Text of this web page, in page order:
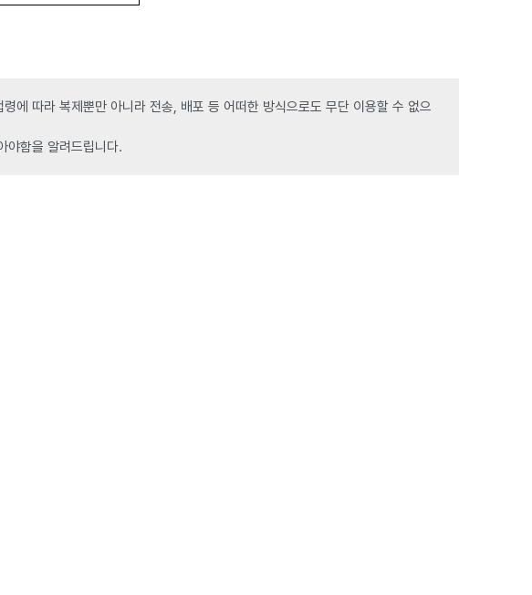
에 따라 복제뿐만 아니라 전송, 배포 등 어떠한 방식으로도 무단 이용할 수 없으
야함을 알려드립니다.